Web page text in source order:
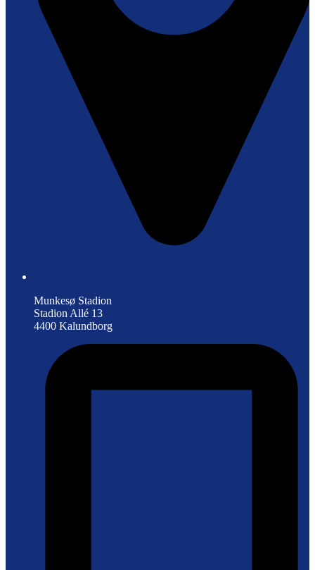
Munkesø Stadion
Stadion Allé 13
4400 Kalundborg